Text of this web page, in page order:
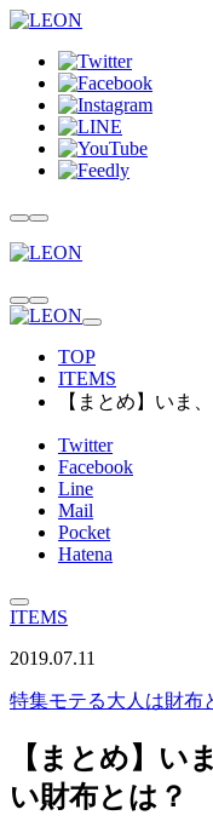
TOP
ITEMS
【まとめ】いま
Twitter
Facebook
Line
Mail
Pocket
Hatena
ITEMS
2019.07.11
特集モテる大人は財布
【まとめ】い
い財布とは？